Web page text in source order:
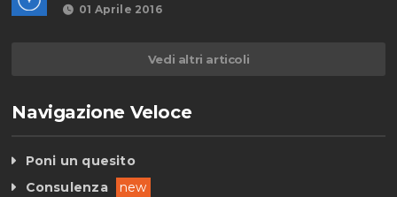
01 Aprile 2016
Vedi altri articoli
Navigazione Veloce
Poni un quesito
Consulenza
new